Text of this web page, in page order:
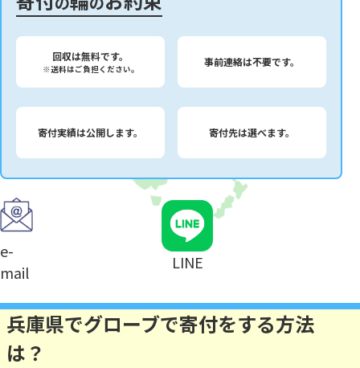
回収は無料です。
※送料はご負担ください。
事前連絡は不要です。
寄付実績は公開します。 寄付先は選べます。
e-
mail
LINE
兵庫県でグローブで寄付をする方法
は？